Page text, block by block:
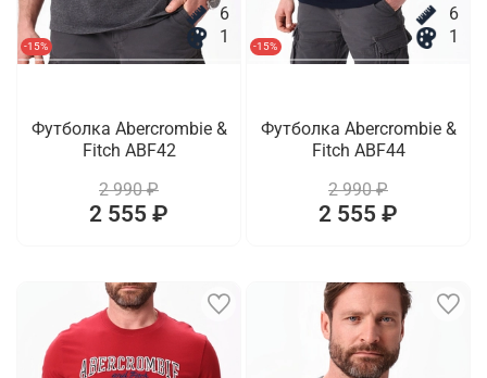
-15%
6
1
Футболка Abercrombie &
Fitch ABF42
2 990 ₽
2 555 ₽
-15%
6
1
Футболка Abercrombie &
Fitch ABF44
2 990 ₽
2 555 ₽